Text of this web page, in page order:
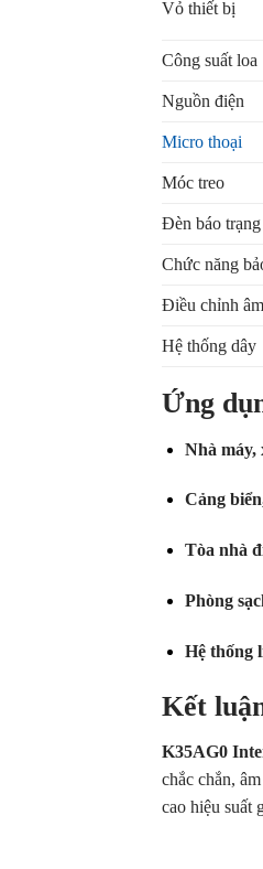
Vỏ thiết bị
Công suất loa
Nguồn điện
Micro thoại
Móc treo
Đèn báo trạng
Chức năng
Điều chỉnh
Hệ thống dây
Ứng
Nhà máy,
Cảng
Tòa nhà
Phòng
Hệ thống
Kết
K35AG0
chắc chắn,
cao hiệu suất